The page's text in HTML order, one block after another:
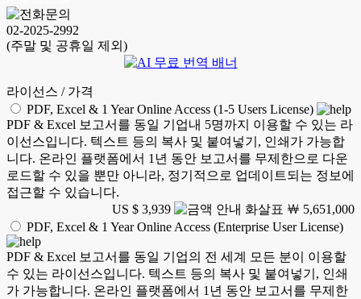
02-2025-2992
(주말 및 공휴일 제외)
라이선스 / 가격
PDF, Excel & 1 Year Online Access (1-5 Users License)
PDF & Excel 보고서를 동일 기업내 5명까지 이용할 수 있는 라
이선스입니다. 텍스트 등의 복사 및 붙여넣기, 인쇄가 가능합
니다. 온라인 플랫폼에서 1년 동안 보고서를 무제한으로 다운
로드할 수 있을 뿐만 아니라, 정기적으로 업데이트되는 정보에
접근할 수 있습니다.
US $ 3,939
￦ 5,651,000
PDF, Excel & 1 Year Online Access (Enterprise User License)
PDF & Excel 보고서를 동일 기업의 전 세계 모든 분이 이용할
수 있는 라이선스입니다. 텍스트 등의 복사 및 붙여넣기, 인쇄
가 가능합니다. 온라인 플랫폼에서 1년 동안 보고서를 무제한